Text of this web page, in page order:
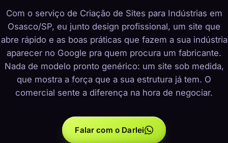
Com o serviço de Criação de Sites para Indústrias em
Osasco/SP, eu junto design profissional, um site que
abre rápido e as boas práticas que fazem a sua indústria
aparecer no Google pra quem procura um fabricante.
Nada de modelo pronto genérico: um site sob medida,
que mostra a força que a sua estrutura já tem. O
comercial sente a diferença na hora de negociar.
Falar com o Darlei